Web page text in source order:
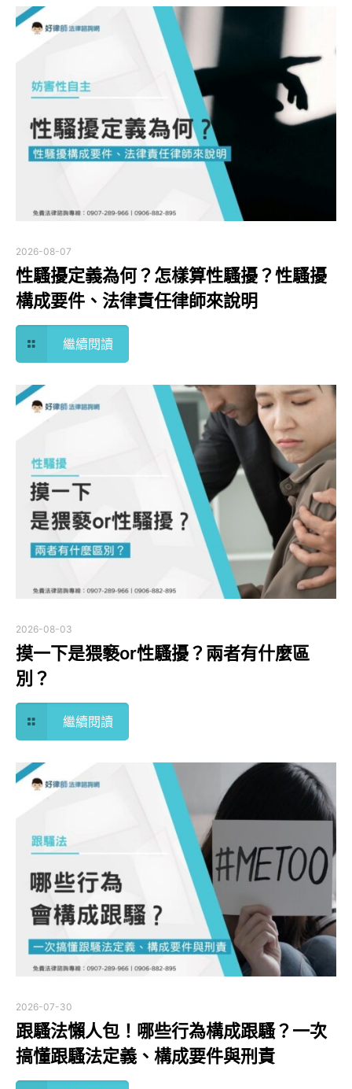
2026-08-07
性騷擾定義為何？怎樣算性騷擾？性騷擾
構成要件、法律責任律師來說明
繼續閱讀
2026-08-03
摸一下是猥褻or性騷擾？兩者有什麼區
別？
繼續閱讀
2026-07-30
跟騷法懶人包！哪些行為構成跟騷？一次
搞懂跟騷法定義、構成要件與刑責